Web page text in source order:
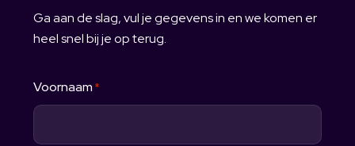
Ga aan de slag, vul je gegevens in en we komen er
heel snel bij je op terug.
Voornaam *